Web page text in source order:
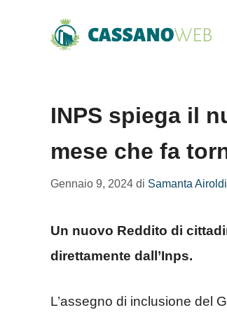
INPS spiega il
mese che fa
Gennaio 9, 2024 di Samanta Airoldi
Un nuovo Reddito di
direttamente dall’Inps.
L’assegno di inclusione del